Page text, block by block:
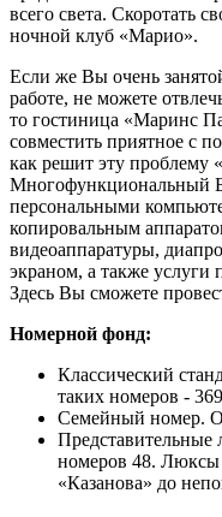
всего света. Скоротать
ночной клуб «Марио».
Если же Вы очень
работе, не можете
то гостиница «Маринс
совместить приятное с
как решит эту проблему
Многофункциональный
персональными
копировальным
видеоаппаратуры,
экраном, а также услуги
Здесь Вы сможете
Номерной фонд:
Классический
таких номеров -
Семейный номер.
номеров 48. Люксы
«Казанова» до